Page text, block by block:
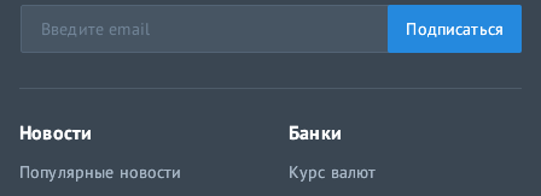
Подписаться
Новости
Популярные новости
Банки
Курс валют